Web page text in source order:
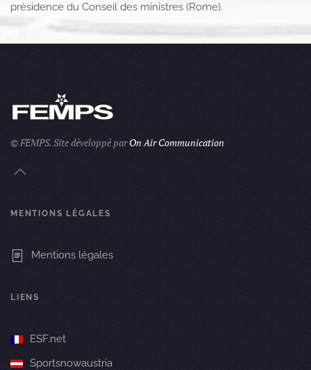
présidence du Conseil des ministres (Rome).
© FEMPS.Site développé parOn Air Communication
MENTIONS LÉGALES
Mentions légales
LIENS
ESF.net
Sportsnowaustria